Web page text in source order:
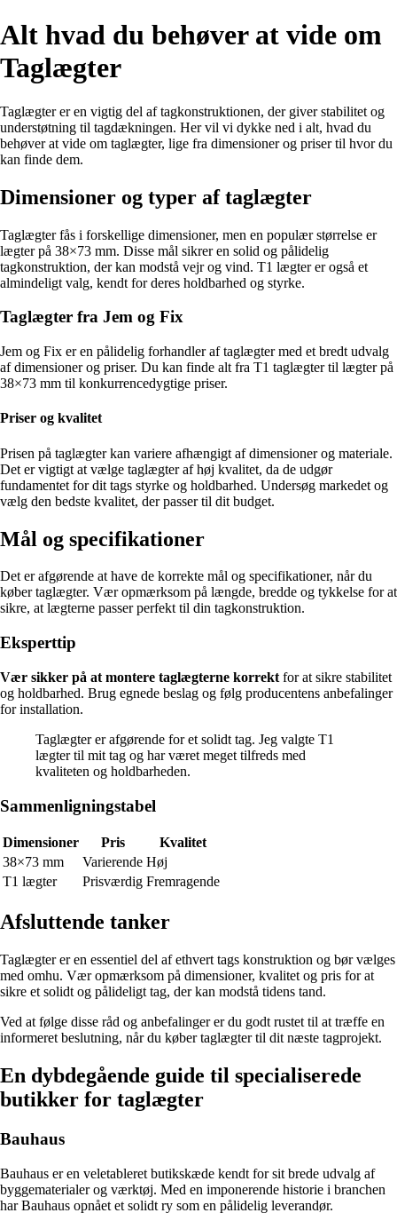
Alt hvad du behøver at vide om
Taglægter
Taglægter er en vigtig del af tagkonstruktionen, der giver stabilitet og
understøtning til tagdækningen. Her vil vi dykke ned i alt, hvad du
behøver at vide om taglægter, lige fra dimensioner og priser til hvor du
kan finde dem.
Dimensioner og typer af taglægter
Taglægter fås i forskellige dimensioner, men en populær størrelse er
lægter på 38×73 mm. Disse mål sikrer en solid og pålidelig
tagkonstruktion, der kan modstå vejr og vind. T1 lægter er også et
almindeligt valg, kendt for deres holdbarhed og styrke.
Taglægter fra Jem og Fix
Jem og Fix er en pålidelig forhandler af taglægter med et bredt udvalg
af dimensioner og priser. Du kan finde alt fra T1 taglægter til lægter på
38×73 mm til konkurrencedygtige priser.
Priser og kvalitet
Prisen på taglægter kan variere afhængigt af dimensioner og materiale.
Det er vigtigt at vælge taglægter af høj kvalitet, da de udgør
fundamentet for dit tags styrke og holdbarhed. Undersøg markedet og
vælg den bedste kvalitet, der passer til dit budget.
Mål og specifikationer
Det er afgørende at have de korrekte mål og specifikationer, når du
køber taglægter. Vær opmærksom på længde, bredde og tykkelse for at
sikre, at lægterne passer perfekt til din tagkonstruktion.
Eksperttip
Vær sikker på at montere taglægterne korrekt for at sikre stabilitet
og holdbarhed. Brug egnede beslag og følg producentens anbefalinger
for installation.
Taglægter er afgørende for et solidt tag. Jeg valgte T1
lægter til mit tag og har været meget tilfreds med
kvaliteten og holdbarheden.
Sammenligningstabel
Dimensioner Pris
Kvalitet
38×73 mm
Varierende Høj
T1 lægter
Prisværdig Fremragende
Afsluttende tanker
Taglægter er en essentiel del af ethvert tags konstruktion og bør vælges
med omhu. Vær opmærksom på dimensioner, kvalitet og pris for at
sikre et solidt og pålideligt tag, der kan modstå tidens tand.
Ved at følge disse råd og anbefalinger er du godt rustet til at træffe en
informeret beslutning, når du køber taglægter til dit næste tagprojekt.
En dybdegående guide til specialiserede
butikker for taglægter
Bauhaus
Bauhaus er en veletableret butikskæde kendt for sit brede udvalg af
byggematerialer og værktøj. Med en imponerende historie i branchen
har Bauhaus opnået et solidt ry som en pålidelig leverandør.